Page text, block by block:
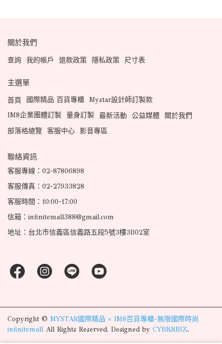
關於我們
查詢 我的帳戶 退款政策 隱私政策 尺寸表
主選單
首頁 國際精品 百貨專櫃 Mystar設計師訂製款
IM8企業團體訂製 量身訂製 最新活動 公益媒體
關於我們
部落格總覽 客服中心 影音專區
聯絡資訊
客服專線：02-87806898
客服傳真：02-27933828
客服時間：10:00-17:00
信箱：infinitemall388@gmail.com
地址：台北市信義區信義路五段5號3樓3B02室
Copyright © MYSTAR國際精品 × IM8百貨專櫃-無限國際時尚
infinitemall All Rights Reserved. Designed by CYBERBIZ.